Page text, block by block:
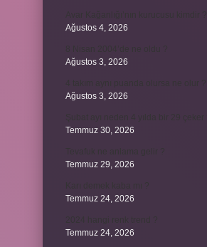
Ağustos 4, 2026
Ağustos 3, 2026
Ağustos 3, 2026
Temmuz 30, 2026
Temmuz 29, 2026
Temmuz 24, 2026
Temmuz 24, 2026